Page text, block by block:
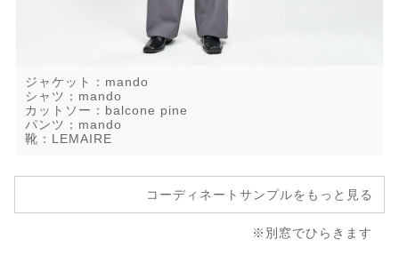
ジャケット：mando
シャツ：mando
カットソー：balcone pine
パンツ：mando
靴：LEMAIRE
コーディネートサンプルをもっと見る
※別窓でひらきます